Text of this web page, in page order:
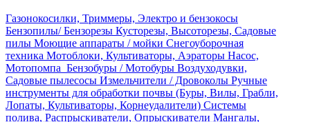
Газонокосилки, Триммеры, Электро и бензокосы
Бензопилы/ Бензорезы Кусторезы, Высоторезы, Садовые
пилы Моющие аппараты / мойки Снегоуборочная
техника Мотоблоки, Культиваторы, Аэраторы Насос,
Мотопомпа Бензобуры / Мотобуры Воздуходувки,
Садовые пылесосы Измельчители / Дровоколы Ручные
инструменты для обработки почвы (Буры, Вилы, Грабли,
Лопаты, Культиваторы, Корнеудалители) Системы
полива, Распрыскиватели, Опрыскиватели Мангалы,